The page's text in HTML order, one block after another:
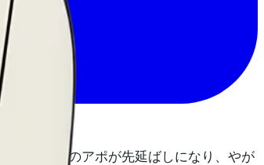
入れ、そのアポが先延ばしになり、やが